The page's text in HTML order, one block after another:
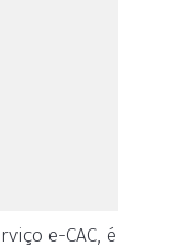
e-CAC, é